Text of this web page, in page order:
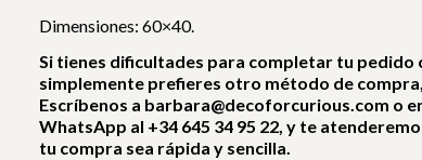
Dimensiones: 60×40.
Si tienes dificultades para completar tu pedido
simplemente prefieres otro método de
Escríbenos a barbara@decoforcurious.com o
WhatsApp al +34 645 34 95 22, y te
tu compra sea rápida y sencilla.